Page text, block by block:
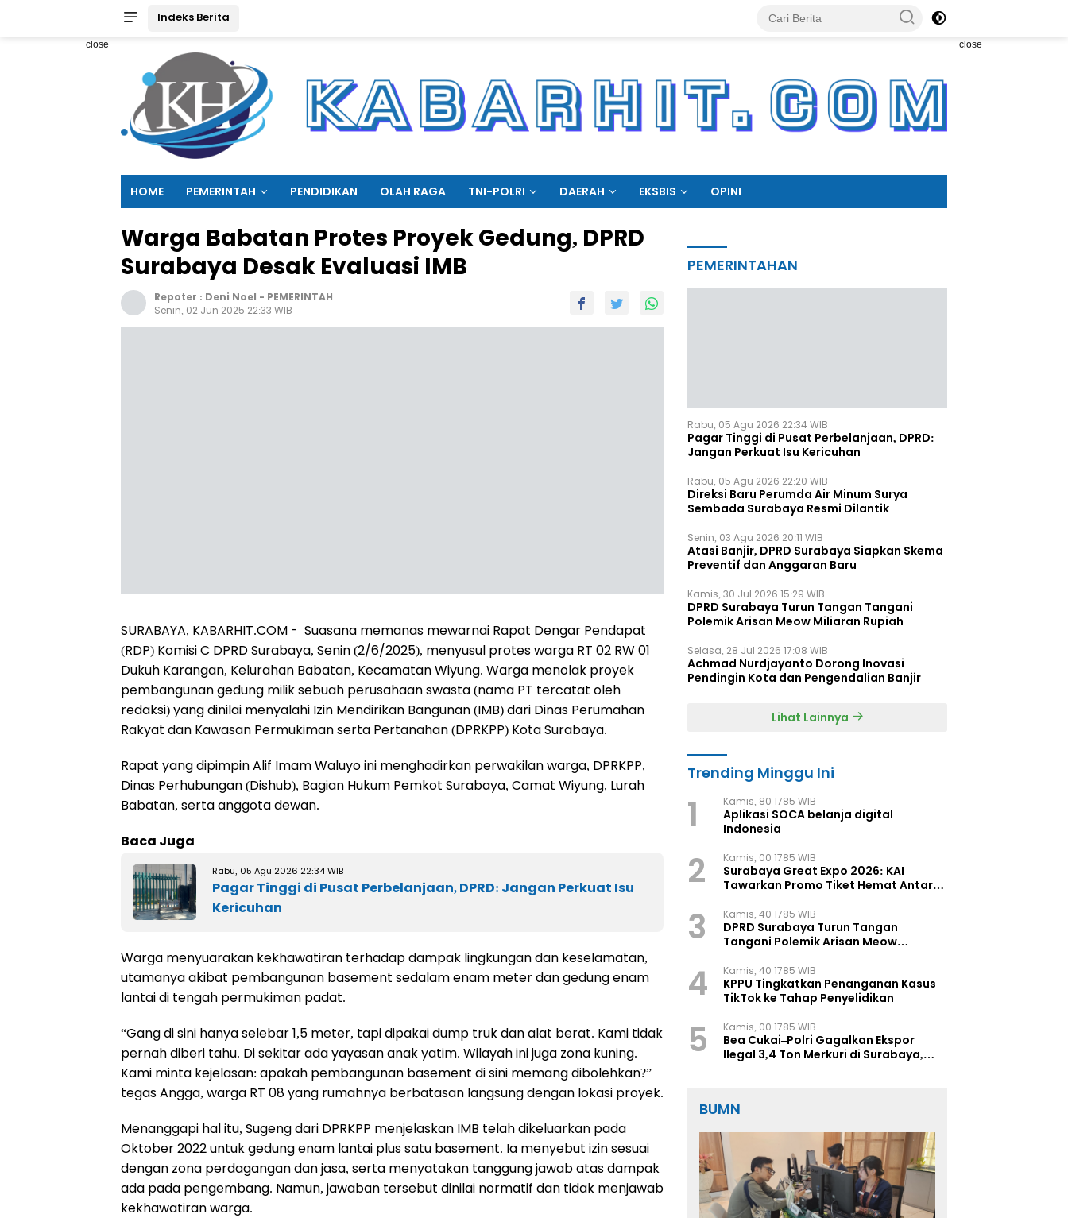
Indeks Berita
close close
HOME PEMERINTAH PENDIDIKAN OLAH RAGA TNI-POLRI DAERAH EKSBIS OPINI
Warga Babatan Protes Proyek Gedung, DPRD
Surabaya Desak Evaluasi IMB
Repoter : Deni Noel - PEMERINTAH
Senin, 02 Jun 2025 22:33 WIB
SURABAYA, KABARHIT.COM - Suasana memanas mewarnai Rapat Dengar Pendapat
(RDP) Komisi C DPRD Surabaya, Senin (2/6/2025), menyusul protes warga RT 02 RW 01
Dukuh Karangan, Kelurahan Babatan, Kecamatan Wiyung. Warga menolak proyek
pembangunan gedung milik sebuah perusahaan swasta (nama PT tercatat oleh
redaksi) yang dinilai menyalahi Izin Mendirikan Bangunan (IMB) dari Dinas Perumahan
Rakyat dan Kawasan Permukiman serta Pertanahan (DPRKPP) Kota Surabaya.
Rapat yang dipimpin Alif Imam Waluyo ini menghadirkan perwakilan warga, DPRKPP,
Dinas Perhubungan (Dishub), Bagian Hukum Pemkot Surabaya, Camat Wiyung, Lurah
Babatan, serta anggota dewan.
Baca Juga
Rabu, 05 Agu 2026 22:34 WIB
Pagar Tinggi di Pusat Perbelanjaan, DPRD: Jangan Perkuat Isu
Kericuhan
Warga menyuarakan kekhawatiran terhadap dampak lingkungan dan keselamatan,
utamanya akibat pembangunan basement sedalam enam meter dan gedung enam
lantai di tengah permukiman padat.
“Gang di sini hanya selebar 1,5 meter, tapi dipakai dump truk dan alat berat. Kami tidak
pernah diberi tahu. Di sekitar ada yayasan anak yatim. Wilayah ini juga zona kuning.
Kami minta kejelasan: apakah pembangunan basement di sini memang dibolehkan?”
tegas Angga, warga RT 08 yang rumahnya berbatasan langsung dengan lokasi proyek.
Menanggapi hal itu, Sugeng dari DPRKPP menjelaskan IMB telah dikeluarkan pada
Oktober 2022 untuk gedung enam lantai plus satu basement. Ia menyebut izin sesuai
dengan zona perdagangan dan jasa, serta menyatakan tanggung jawab atas dampak
ada pada pengembang. Namun, jawaban tersebut dinilai normatif dan tidak menjawab
kekhawatiran warga.
PEMERINTAHAN
Rabu, 05 Agu 2026 22:34 WIB
Pagar Tinggi di Pusat Perbelanjaan, DPRD:
Jangan Perkuat Isu Kericuhan
Rabu, 05 Agu 2026 22:20 WIB
Direksi Baru Perumda Air Minum Surya
Sembada Surabaya Resmi Dilantik
Senin, 03 Agu 2026 20:11 WIB
Atasi Banjir, DPRD Surabaya Siapkan Skema
Preventif dan Anggaran Baru
Kamis, 30 Jul 2026 15:29 WIB
DPRD Surabaya Turun Tangan Tangani
Polemik Arisan Meow Miliaran Rupiah
Selasa, 28 Jul 2026 17:08 WIB
Achmad Nurdjayanto Dorong Inovasi
Pendingin Kota dan Pengendalian Banjir
Lihat Lainnya
Trending Minggu Ini
1 Kamis, 80 1785 WIB
Aplikasi SOCA belanja digital
Indonesia
2 Kamis, 00 1785 WIB
Surabaya Great Expo 2026: KAI
Tawarkan Promo Tiket Hemat Antar
3 Kamis, 40 1785 WIB
DPRD Surabaya Turun Tangan
Tangani Polemik Arisan Meow
4 Kamis, 40 1785 WIB
KPPU Tingkatkan Penanganan Kasus
TikTok ke Tahap Penyelidikan
5 Kamis, 00 1785 WIB
Bea Cukai–Polri Gagalkan Ekspor
Ilegal 3,4 Ton Merkuri di Surabaya,
BUMN